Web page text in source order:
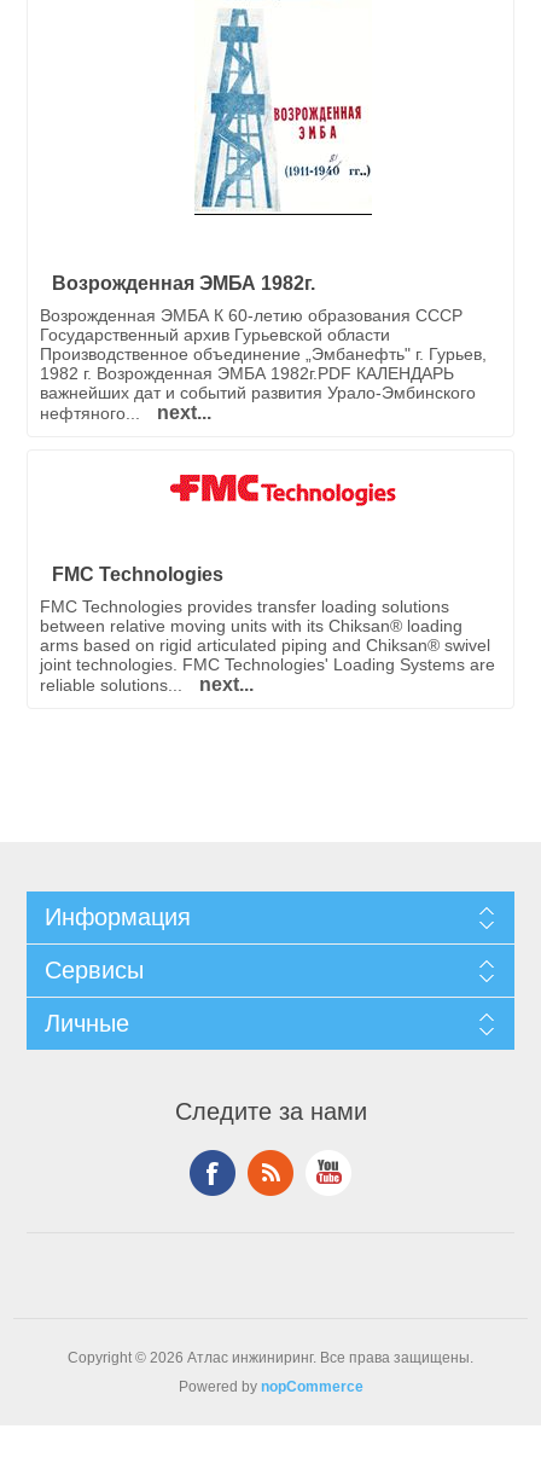
Возрожденная ЭМБА 1982г.
Возрожденная ЭМБА К 60-летию образования СССР
Государственный архив Гурьевской области
Производственное объединение „Эмбанефть" г. Гурьев,
1982 г. Возрожденная ЭМБА 1982г.PDF КАЛЕНДАРЬ
важнейших дат и событий развития Урало-Эмбинского
нефтяного...
next...
FMC Technologies
FMC Technologies provides transfer loading solutions
between relative moving units with its Chiksan® loading
arms based on rigid articulated piping and Chiksan® swivel
joint technologies. FMC Technologies' Loading Systems are
reliable solutions...
next...
Информация
Сервисы
Личные
Следите за нами
Copyright © 2026 Атлас инжиниринг. Все права защищены.
Powered by nopCommerce